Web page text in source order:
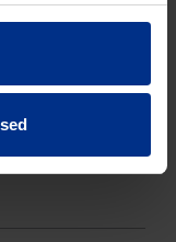
100 mm